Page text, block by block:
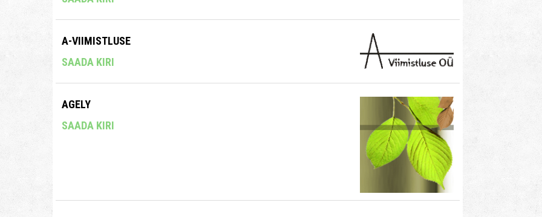
A-VIIMISTLUSE
SAADA KIRI
AGELY
SAADA KIRI